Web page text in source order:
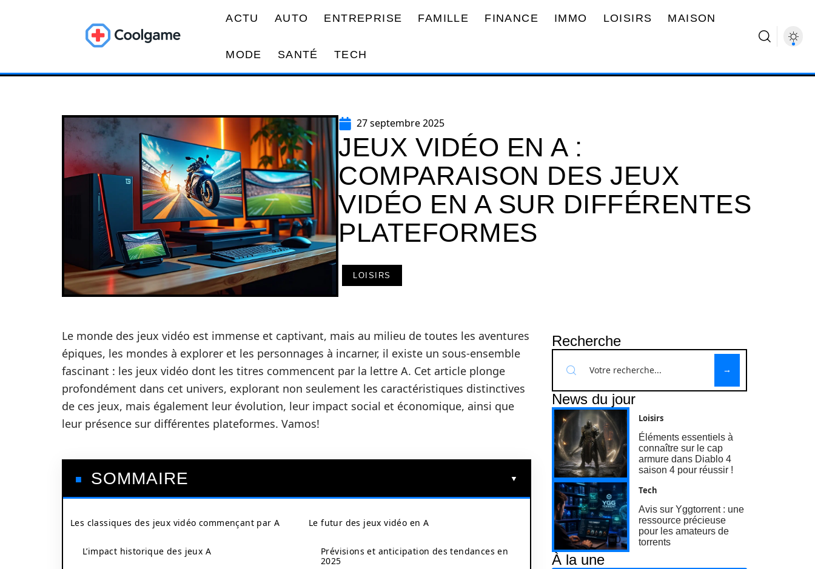
ACTU AUTO ENTREPRISE FAMILLE FINANCE IMMO LOISIRS MAISON
MODE SANTÉ TECH
27 septembre 2025
JEUX VIDÉO EN A :
COMPARAISON DES JEUX
VIDÉO EN A SUR DIFFÉRENTES
PLATEFORMES
LOISIRS
Le monde des jeux vidéo est immense et captivant, mais au milieu de toutes les aventures
épiques, les mondes à explorer et les personnages à incarner, il existe un sous-ensemble
fascinant : les jeux vidéo dont les titres commencent par la lettre A. Cet article plonge
profondément dans cet univers, explorant non seulement les caractéristiques distinctives
de ces jeux, mais également leur évolution, leur impact social et économique, ainsi que
leur présence sur différentes plateformes. Vamos!
SOMMAIRE
Les classiques des jeux vidéo commençant par A
L’impact historique des jeux A
Le futur des jeux vidéo en A
Prévisions et anticipation des tendances en
2025
Recherche
News du jour
Loisirs
Éléments essentiels à
connaître sur le cap
armure dans Diablo 4
saison 4 pour réussir !
Tech
Avis sur Yggtorrent : une
ressource précieuse
pour les amateurs de
torrents
À la une